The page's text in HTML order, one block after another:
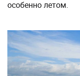
особенно летом.